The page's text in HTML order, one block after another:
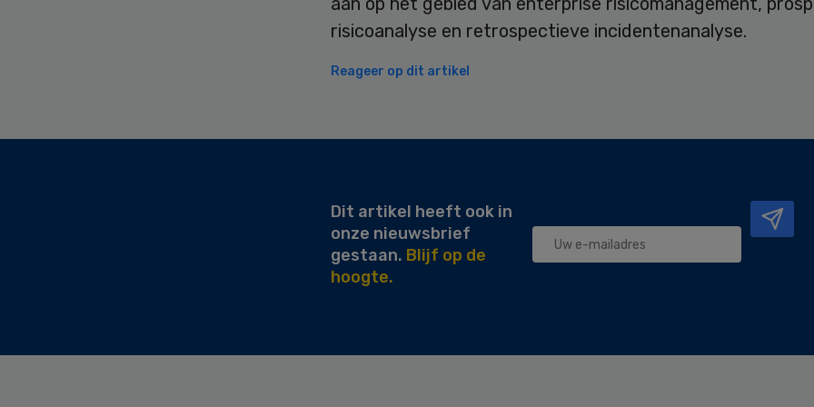
risicoanalyse en retrospectieve incidentenanalyse.
Reageer op dit artikel
Dit artikel heeft ook in
onze nieuwsbrief
gestaan. Blijf op de
hoogte.